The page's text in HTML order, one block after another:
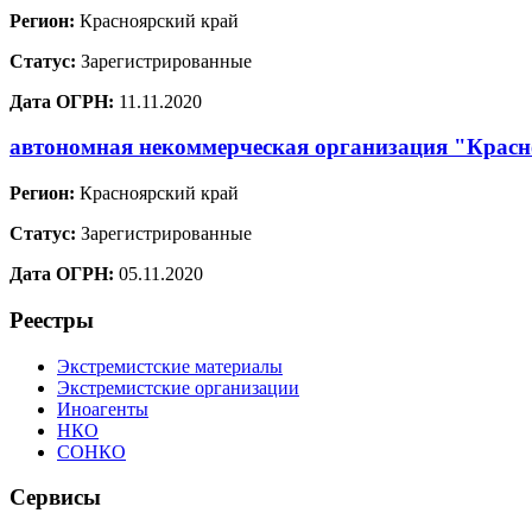
Регион: Красноярский край
Статус: Зарегистрированные
Дата ОГРН: 11.11.2020
автономная некоммерческая организация
Регион: Красноярский край
Статус: Зарегистрированные
Дата ОГРН: 05.11.2020
Реестры
Экстремистские материалы
Экстремистские организации
Иноагенты
НКО
СОНКО
Сервисы